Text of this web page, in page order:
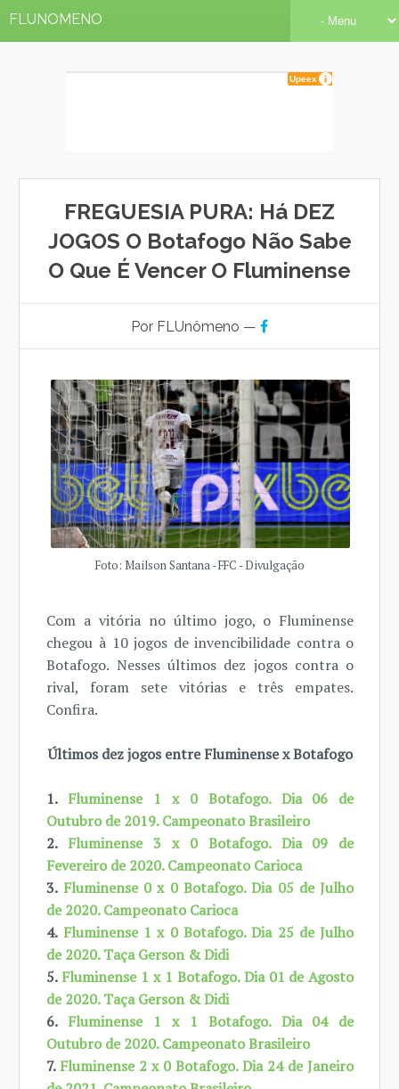
FLUNOMENO
FREGUESIA PURA: Há DEZ
JOGOS O Botafogo Não Sabe
O Que É Vencer O Fluminense
Por FLUnômeno —
Foto: Mailson Santana - FFC - Divulgação
Com a vitória no último jogo, o Fluminense
chegou à 10 jogos de invencibilidade contra o
Botafogo. Nesses últimos dez jogos contra o
rival, foram sete vitórias e três empates.
Confira.
Últimos dez jogos entre Fluminense x Botafogo
1. Fluminense 1 x 0 Botafogo. Dia 06 de
Outubro de 2019. Campeonato Brasileiro
2. Fluminense 3 x 0 Botafogo. Dia 09 de
Fevereiro de 2020. Campeonato Carioca
3. Fluminense 0 x 0 Botafogo. Dia 05 de Julho
de 2020. Campeonato Carioca
4. Fluminense 1 x 0 Botafogo. Dia 25 de Julho
de 2020. Taça Gerson & Didi
5. Fluminense 1 x 1 Botafogo. Dia 01 de Agosto
de 2020. Taça Gerson & Didi
6. Fluminense 1 x 1 Botafogo. Dia 04 de
Outubro de 2020. Campeonato Brasileiro
7. Fluminense 2 x 0 Botafogo. Dia 24 de Janeiro